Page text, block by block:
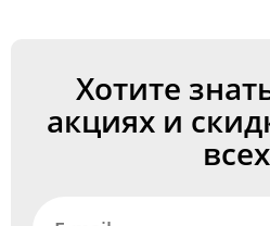
Хотите
акциях и